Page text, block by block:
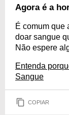
Agora é a
É comum que
doar sangue
Não espere
Entenda
Sangue
COPIAR